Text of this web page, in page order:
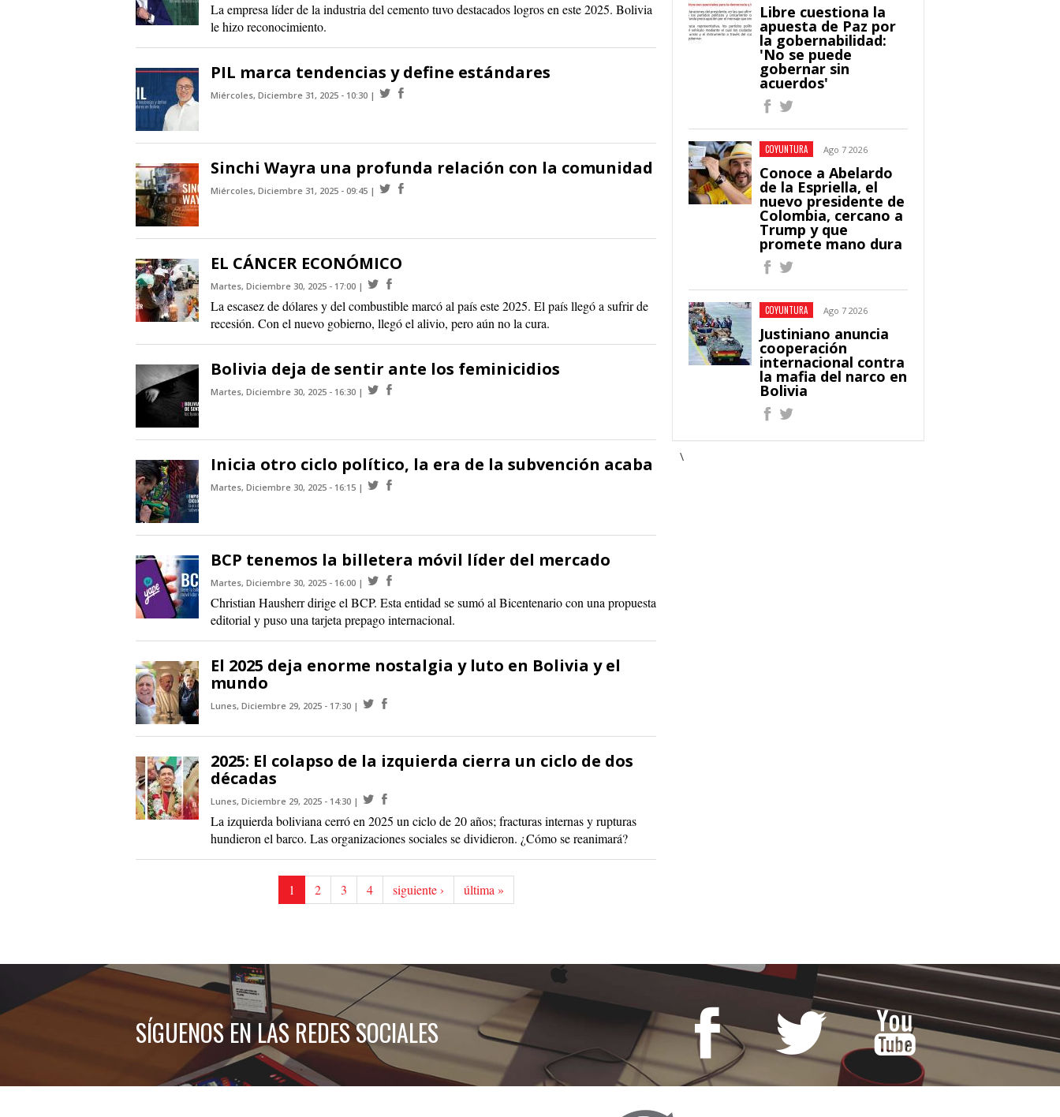
La empresa líder de la industria del cemento tuvo destacados logros en este 2025. Bolivia
le hizo reconocimiento.
PIL marca tendencias y define estándares
Miércoles, Diciembre 31, 2025 - 10:30
Sinchi Wayra una profunda relación con la comunidad
Miércoles, Diciembre 31, 2025 - 09:45
EL CÁNCER ECONÓMICO
Martes, Diciembre 30, 2025 - 17:00
La escasez de dólares y del combustible marcó al país este 2025. El país llegó a sufrir de
recesión. Con el nuevo gobierno, llegó el alivio, pero aún no la cura.
Bolivia deja de sentir ante los feminicidios
Martes, Diciembre 30, 2025 - 16:30
Inicia otro ciclo político, la era de la subvención acaba
Martes, Diciembre 30, 2025 - 16:15
BCP tenemos la billetera móvil líder del mercado
Martes, Diciembre 30, 2025 - 16:00
Christian Hausherr dirige el BCP. Esta entidad se sumó al Bicentenario con una propuesta
editorial y puso una tarjeta prepago internacional.
El 2025 deja enorme nostalgia y luto en Bolivia y el
mundo
Lunes, Diciembre 29, 2025 - 17:30
2025: El colapso de la izquierda cierra un ciclo de dos
décadas
Lunes, Diciembre 29, 2025 - 14:30
La izquierda boliviana cerró en 2025 un ciclo de 20 años; fracturas internas y rupturas
hundieron el barco. Las organizaciones sociales se dividieron. ¿Cómo se reanimará?
1 2 3 4 siguiente › última »
Libre cuestiona la
apuesta de Paz por
la gobernabilidad:
'No se puede
gobernar sin
acuerdos'
COYUNTURA Ago 7 2026
Conoce a Abelardo
de la Espriella, el
nuevo presidente de
Colombia, cercano a
Trump y que
promete mano dura
COYUNTURA Ago 7 2026
Justiniano anuncia
cooperación
internacional contra
la mafia del narco en
Bolivia
\
SÍGUENOS EN LAS REDES SOCIALES